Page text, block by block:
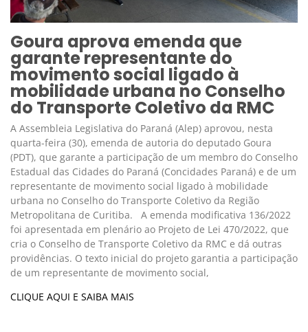
Goura aprova emenda que
garante representante do
movimento social ligado à
mobilidade urbana no Conselho
do Transporte Coletivo da RMC
A Assembleia Legislativa do Paraná (Alep) aprovou, nesta
quarta-feira (30), emenda de autoria do deputado Goura
(PDT), que garante a participação de um membro do Conselho
Estadual das Cidades do Paraná (Concidades Paraná) e de um
representante de movimento social ligado à mobilidade
urbana no Conselho do Transporte Coletivo da Região
Metropolitana de Curitiba. A emenda modificativa 136/2022
foi apresentada em plenário ao Projeto de Lei 470/2022, que
cria o Conselho de Transporte Coletivo da RMC e dá outras
providências. O texto inicial do projeto garantia a participação
de um representante de movimento social,
CLIQUE AQUI E SAIBA MAIS